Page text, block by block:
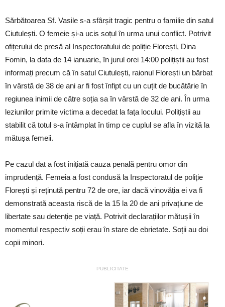
Sărbătoarea Sf. Vasile s-a sfârșit tragic pentru o familie din satul
Ciutulești. O femeie și-a ucis soțul în urma unui conflict. Potrivit
ofițerului de presă al Inspectoratului de poliție Florești, Dina
Fomin, la data de 14 ianuarie, în jurul orei 14:00 polițiștii au fost
informați precum că în satul Ciutulești, raionul Florești un bărbat
în vârstă de 38 de ani ar fi fost înfipt cu un cuțit de bucătărie în
regiunea inimii de către soția sa în vârstă de 32 de ani. În urma
leziunilor primite victima a decedat la fața locului. Polițiștii au
stabilit că totul s-a întâmplat în timp ce cuplul se afla în vizită la
mătușa femeii.
Pe cazul dat a fost inițiată cauza penală pentru omor din
imprudență. Femeia a fost condusă la Inspectoratul de poliție
Florești și reținută pentru 72 de ore, iar dacă vinovăția ei va fi
demonstrată aceasta riscă de la 15 la 20 de ani privațiune de
libertate sau detenție pe viață. Potrivit declarațiilor mătușii în
momentul respectiv soții erau în stare de ebrietate. Soții au doi
copii minori.
PUBLICITATE